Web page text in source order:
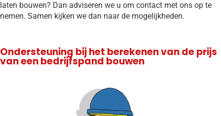
laten bouwen? Dan adviseren we u om contact met ons op te
nemen. Samen kijken we dan naar de mogelijkheden.
Ondersteuning bij het berekenen van de prijs
van een bedrijfspand bouwen